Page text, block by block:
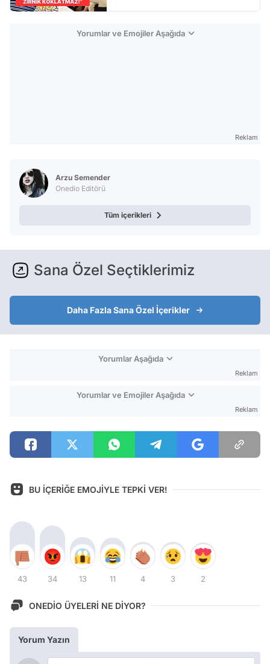
Yorumlar ve Emojiler Aşağıda
Reklam
Arzu Semender
Onedio Editörü
Tüm içerikleri
Sana Özel Seçtiklerimiz
Daha Fazla Sana Özel İçerikler
Yorumlar Aşağıda
Reklam
Yorumlar ve Emojiler Aşağıda
Reklam
BU İÇERİĞE EMOJİYLE TEPKİ VER!
43 34 13 11 4 3 2
ONEDİO ÜYELERİ NE DİYOR?
Yorum Yazın